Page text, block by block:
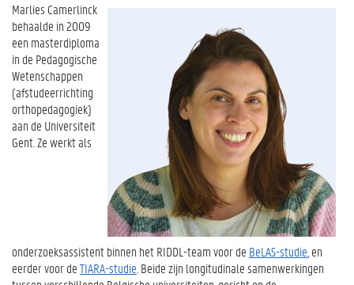
Marlies Camerlinck
behaalde in 2009
een masterdiploma
in de Pedagogische
Wetenschappen
(afstudeerrichting
orthopedagogiek)
aan de Universiteit
Gent. Ze werkt als
onderzoeksassistent binnen het RIDDL-team voor de BeLAS-studie , en
eerder voor deTIARA-studie . Beide zijn longitudinale samenwerkingen